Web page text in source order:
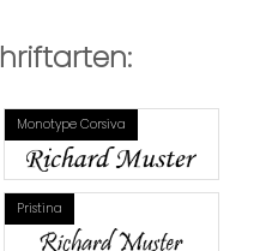
Monotype Corsiva
Pristina